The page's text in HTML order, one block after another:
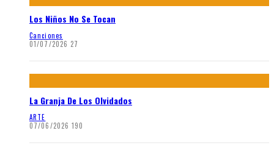
Los Niños No Se Tocan
Canciones
01/07/2026 27
La Granja De Los Olvidados
ARTE
07/06/2026 190